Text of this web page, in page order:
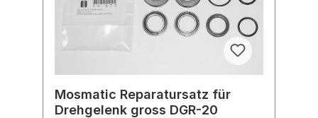
Mosmatic Reparatursatz für
Drehgelenk gross DGR-20